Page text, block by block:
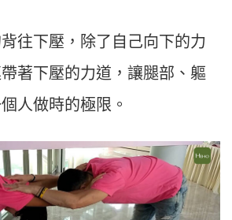
往下壓，除了自己向下的力
著下壓的力道，讓腿部、軀
人做時的極限。